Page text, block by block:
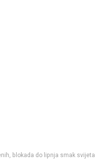
blokada do lipnja smak svijeta